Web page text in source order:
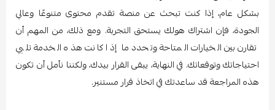
بشكل عام، إذا كنت تبحث عن منصة تقدم محتوى متنوعًا وعالي
الجودة، فإن اشتراك هولك يستحق التجربة. ومع ذلك، من المهم أن
تقارن بين الخيارات المتاحة وتحدد ما إذا كانت هذه الخدمة تلبي
احتياجاتك وتوقعاتك. في النهاية، يبقى القرار بيدك، ولكننا نأمل أن تكون
هذه المراجعة قد ساعدتك في اتخاذ قرار مستنير.